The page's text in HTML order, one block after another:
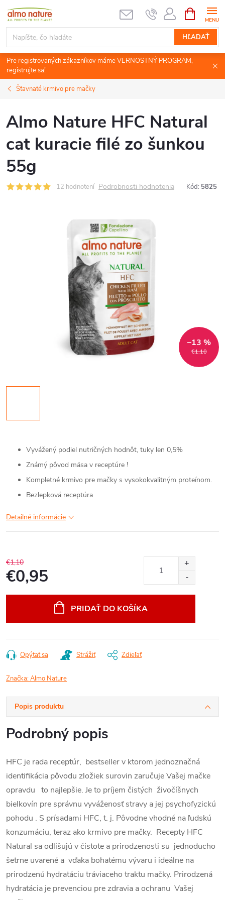
Prejsť
obsah
HĽADAŤ
KOŠÍK
Pre registrovaných zákazníkov máme VERNOSTNÝ PROGRAM,
registrujte sa!
Šťavnaté krmivo pre mačky
Almo Nature HFC Natural
cat kuracie filé zo šunkou
55g
12 hodnotení Podrobnosti hodnotenia Kód: 5825
€1,10
–13 %
Vyvážený podiel nutričných hodnôt, tuky len 0,5%
Známý pôvod mäsa v receptúre !
Kompletné krmivo pre mačky s vysokokvalitným proteínom.
Bezlepková receptúra
Detailné informácie
€1,10
€0,95
PRIDAŤ DO KOŠÍKA
Opýtať sa Strážiť Zdieľať
Značka:Almo Nature
Popis produktu
Podrobný popis
HFC je rada receptúr, bestseller v ktorom jednoznačná
identifikácia pôvodu zložiek surovin zaručuje Vašej mačke
opravdu to najlepšie. Je to príjem čistých živočíšnych
bielkovín pre správnu vyváženosť stravy a jej psychofyzickú
pohodu . S prísadami HFC, t. j. Pôvodne vhodné na ľudskú
konzumáciu, teraz ako krmivo pre mačky. Recepty HFC
Natural sa odlišujú v čistote a prirodzenosti su jednoducho
šetrne uvarené a vďaka bohatému vývaru i ideálne na
prirodzenú hydratáciu tráviaceho traktu mačky. Prirodzená
hydratácia je prevenciou pre zdravia a ochranu Vašej